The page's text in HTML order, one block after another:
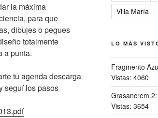
la máxima
para que
dibujes o pegues
totalmente
a punta.
tu agenda descarga
seguí los pasos
Villa María
LO MÁS
Fragmento
Vistas: 4060
Grasancrem
Vistas: 3654